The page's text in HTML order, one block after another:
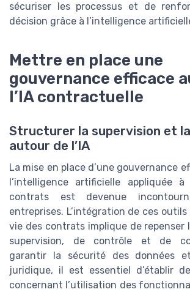
sécuriser les processus et de
décision grâce à l’intelligence
Mettre en place une
gouvernance efficace
l’IA contractuelle
Structurer la supervision et
autour de l’IA
La mise en place d’une gouvernance
l’intelligence artificielle appliquée
contrats est devenue
entreprises. L’intégration de ces
vie des contrats implique de repenser
supervision, de contrôle et de
garantir la sécurité des données
juridique, il est essentiel d’établir
concernant l’utilisation des